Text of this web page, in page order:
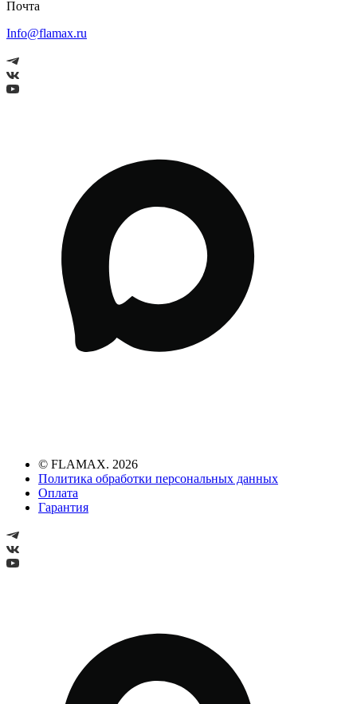
Почта
Info@flamax.ru
© FLAMAX. 2026
Политика обработки персональных данных
Оплата
Гарантия